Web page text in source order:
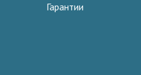
Гарантии